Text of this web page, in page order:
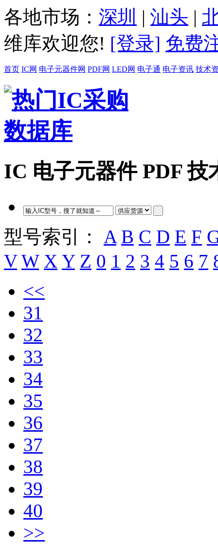
各地市场： 深圳 | 汕头 |
维库欢迎您! [登录] 免费
首页 IC网 电子元器件网 PDF网 LED网 电子通 电子资讯 技术
IC 电子元器件 PDF 技
型号索引： A B C D E F
V W X Y Z 0 1 2 3 4 5 6 7
<<
31
32
33
34
35
36
37
38
39
40
>>